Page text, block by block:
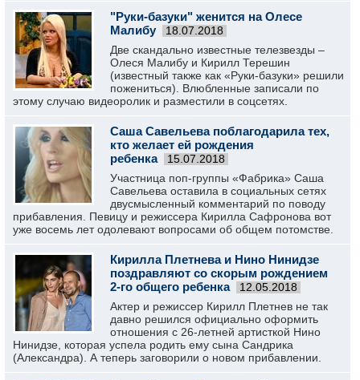
"Руки-базуки" женится на Олесе
Малибу
18.07.2018
Две скандально известные телезвезды –
Олеся Малибу и Кирилл Терешин
(известный также как «Руки-базуки» решили
пожениться). Влюбленные записали по
этому случаю видеоролик и разместили в соцсетях.
Саша Савельева поблагодарила тех,
кто желает ей рождения
ребенка
15.07.2018
Участница поп-группы «Фабрика» Саша
Савельева оставила в социальных сетях
двусмысленный комментарий по поводу
прибавления. Певицу и режиссера Кирилла Сафронова вот
уже восемь лет одолевают вопросами об общем потомстве.
Кирилла Плетнева и Нино Нинидзе
поздравляют со скорым рождением
2-го общего ребенка
12.05.2018
Актер и режиссер Кирилл Плетнев не так
давно решился официально оформить
отношения с 26-летней артисткой Нино
Нинидзе, которая успела родить ему сына Сандрика
(Александра). А теперь заговорили о новом прибавлении.